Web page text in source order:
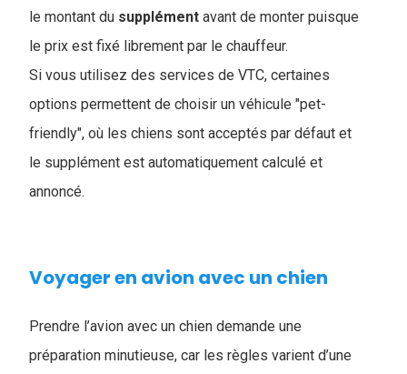
le montant du supplément avant de monter puisque
le prix est fixé librement par le chauffeur.
Si vous utilisez des services de VTC, certaines
options permettent de choisir un véhicule "pet-
friendly", où les chiens sont acceptés par défaut et
le supplément est automatiquement calculé et
annoncé.
Voyager en avion avec un chien
Prendre l’avion avec un chien demande une
préparation minutieuse, car les règles varient d’une